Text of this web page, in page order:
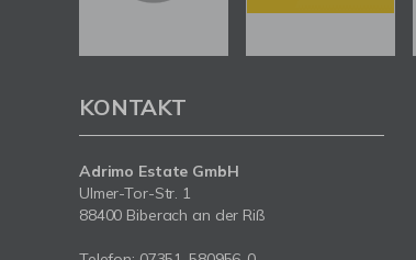
KONTAKT
Adrimo Estate GmbH
Ulmer-Tor-Str. 1
88400 Biberach an der Riß